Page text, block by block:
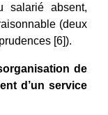
salarié absent,
(deux
[6]).
de
d’un service